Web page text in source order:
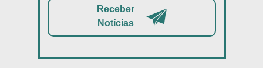
Receber
Notícias